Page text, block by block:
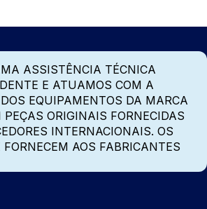
ASSISTÊNCIA TÉCNICA
E ATUAMOS COM A
EQUIPAMENTOS DA MARCA
PEÇAS ORIGINAIS FORNECIDAS
INTERNACIONAIS. OS
AOS FABRICANTES